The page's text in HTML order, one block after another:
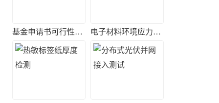
基金申请书可行性评估 电子材料环境应力筛选实验